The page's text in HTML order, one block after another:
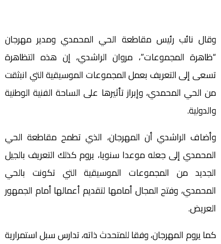
وقال نائب رئيس مقاطعة الحي المحمدي ومدير مهرجان
“ظاهرة المجموعات”، مروان الراشدي، إن هذه التظاهرة
تسعى إلى التعريف بعمل المجموعات الموسيقية التي انبثقت
من الحي المحمدي، وإبراز تأثيرها على الساحة الفنية الوطنية
والدولية.
وأضاف الراشدي أن المهرجان، الذي تطمح مقاطعة الحي
المحمدي إلى جعله موعدا سنويا، يروم كذلك التعريف بالجيل
الجديد من المجموعات الموسيقية التي تكونت بالحي
المحمدي، وفتح المجال أمامها لتقديم أعمالها أمام الجمهور
العريض.
كما يروم المهرجان، وفقا للمتحدث ذاته، تدارس سبل استمرارية